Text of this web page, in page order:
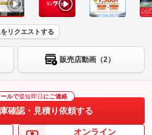
リクエストする
販売店動画（2）
ルで最短即日 にご連絡
確認・見積り依頼する
オンライン